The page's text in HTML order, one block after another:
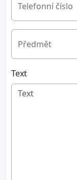
Telefonní číslo
Předmět
Text